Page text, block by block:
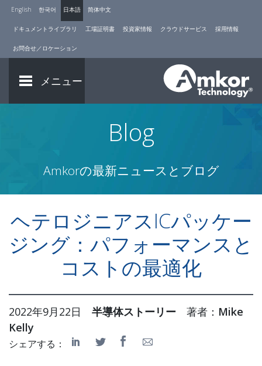
English 한국어 日本語 简体中文
ドキュメントライブラリ 工場証明書 投資家情報 クラウドサービス 採用情報
お問合せ／ロケーション
メニュー
Blog
Amkorの最新ニュースとブログ
ヘテロジニアスICパッケー
ジング：パフォーマンスと
コストの最適化
2022年9月22日 半導体ストーリー 著者： Mike
Kelly
シェアする：